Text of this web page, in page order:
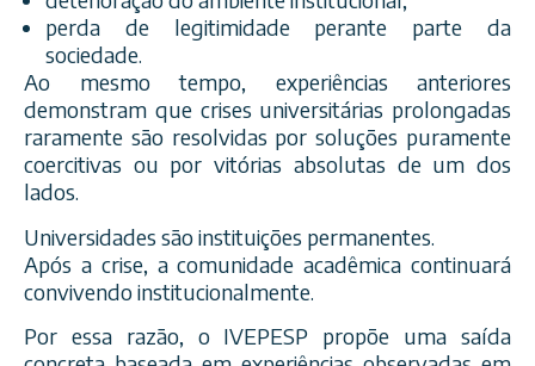
perda de legitimidade perante parte da
sociedade.
Ao mesmo tempo, experiências anteriores
demonstram que crises universitárias prolongadas
raramente são resolvidas por soluções puramente
coercitivas ou por vitórias absolutas de um dos
lados.
Universidades são instituições permanentes.
Após a crise, a comunidade acadêmica continuará
convivendo institucionalmente.
Por essa razão, o IVEPESP propõe uma saída